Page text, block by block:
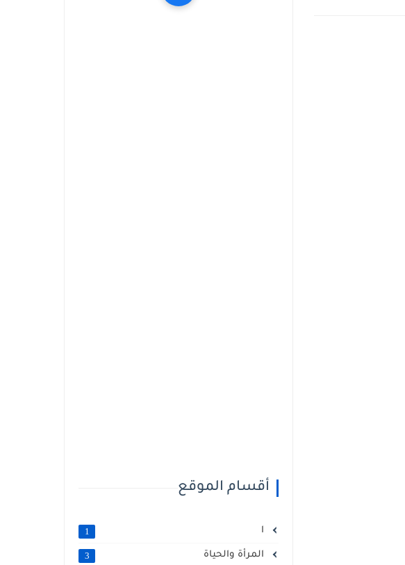
أقسام الموقع
ا 1
المرأة والحياة 3